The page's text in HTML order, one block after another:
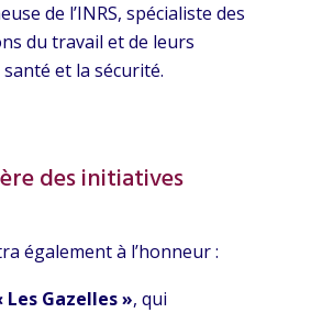
de l’INRS, spécialiste des
du travail et de leurs
et la sécurité.
des initiatives
également à l’honneur :
Les Gazelles », qui